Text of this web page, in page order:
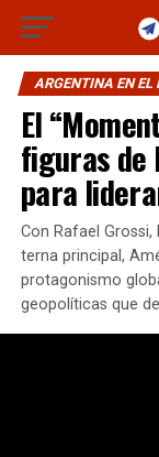
ARGENTINA EN EL
El
figuras de
para
Con Rafael
terna principal,
protagonismo
geopolíticas que